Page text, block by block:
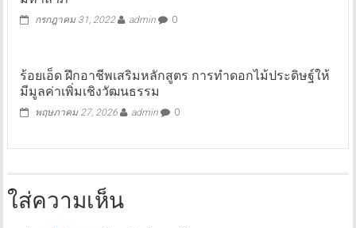
กรกฎาคม 31, 2022 admin 0
ร้อยเอ็ด ฝึกอาชีพเสริมหลักสูตร การทำดอกไม้ประดิษฐ์ให้
มีมูลค่าเพิ่มเชิงวัฒนธรรม
พฤษภาคม 27, 2026 admin 0
ใส่ความเห็น